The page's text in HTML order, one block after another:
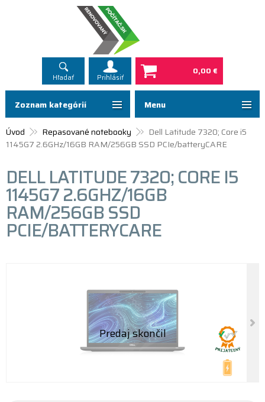
Hľadať Prihlásiť
0,00 €
Menu
Úvod Repasované notebooky
Dell Latitude 7320; Core i5
1145G7 2.6GHz/16GB RAM/256GB SSD PCIe/batteryCARE
DELL LATITUDE 7320; CORE I5
1145G7 2.6GHZ/16GB
RAM/256GB SSD
PCIE/BATTERYCARE
Zoznam kategórií